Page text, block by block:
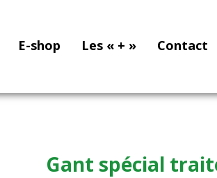
E-shop Les « + » Contact
Gant spécial